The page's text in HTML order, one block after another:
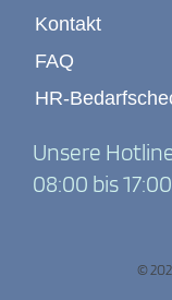
Kontakt
FAQ
HR-
Unsere
08:00 bis
©